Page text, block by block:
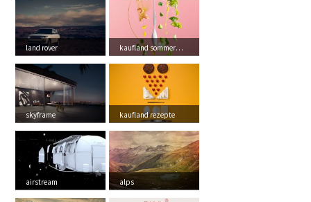
land rover kaufland sommermagaz...
skyframe kaufland rezepte
airstream alps